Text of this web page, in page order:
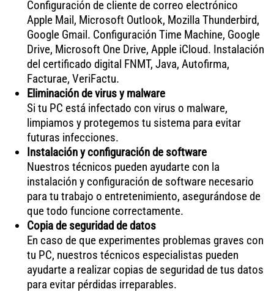
Configuración de cliente de correo electrónico
Apple Mail, Microsoft Outlook, Mozilla Thunderbird,
Google Gmail. Configuración Time Machine, Google
Drive, Microsoft One Drive, Apple iCloud. Instalación
del certificado digital FNMT, Java, Autofirma,
Facturae, VeriFactu.
Eliminación de virus y malware
Si tu PC está infectado con virus o malware,
limpiamos y protegemos tu sistema para evitar
futuras infecciones.
Instalación y configuración de software
Nuestros técnicos pueden ayudarte con la
instalación y configuración de software necesario
para tu trabajo o entretenimiento, asegurándose de
que todo funcione correctamente.
Copia de seguridad de datos
En caso de que experimentes problemas graves con
tu PC, nuestros técnicos especialistas pueden
ayudarte a realizar copias de seguridad de tus datos
para evitar pérdidas irreparables.